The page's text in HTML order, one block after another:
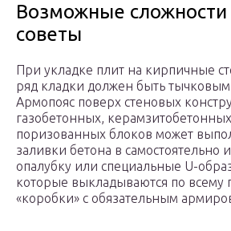
Возможные
советы
При укладке плит на кирпичные
ряд кладки должен быть
Армопояс поверх стеновых
газобетонных,
поризованных блоков может
заливки бетона в самостоятельно
опалубку или специальные U-
которые выкладываются по всему
«коробки» с обязательным